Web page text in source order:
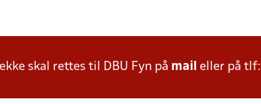
skal rettes til DBU Fyn på mail eller på tlf: